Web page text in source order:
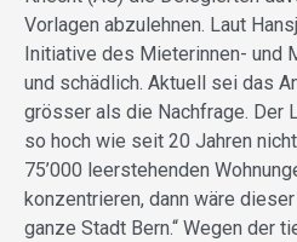
Vorlagen abzulehnen. Laut
Initiative des Mieterinnen- und
und schädlich. Aktuell sei das
grösser als die Nachfrage. Der
so hoch wie seit 20 Jahren
75’000 leerstehenden
konzentrieren, dann wäre
ganze Stadt Bern.“ Wegen der